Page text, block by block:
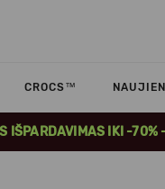
CROCS™
IŠPARDAVIMAS IKI -70%